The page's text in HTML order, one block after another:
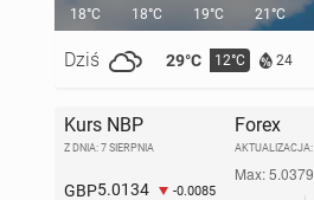
18°C
Dziś 29°C 12°C 24
18°C 19°C 21°C
Kurs NBP
Z DNIA: 7 SIERPNIA
GBP5.0134 -0.0085
Forex
AKTUALIZACJA: